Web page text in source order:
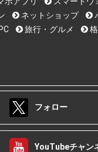
ネットショップ
旅行・グルメ
フォロー
YouTubeチャン